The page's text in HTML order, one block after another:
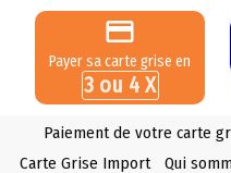
Payer sa carte grise en
3 ou 4 X
Paiement de votre carte
Carte Grise Import
Qui